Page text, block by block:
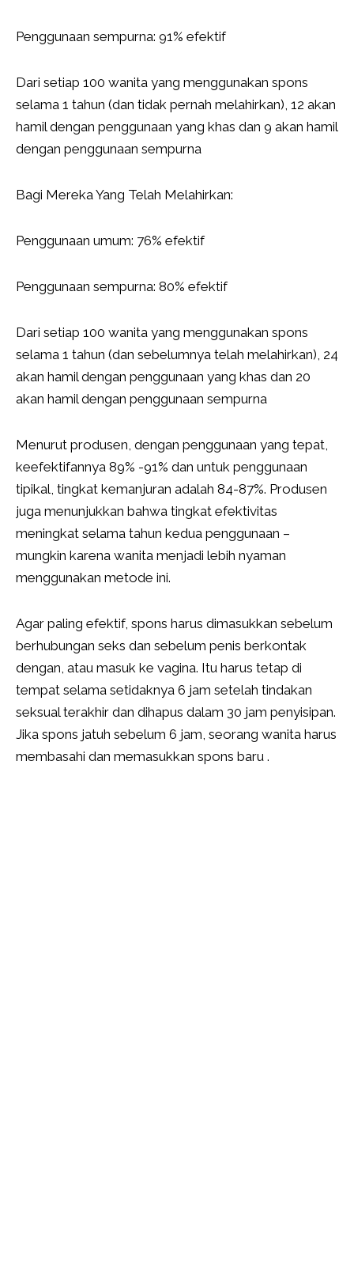
Penggunaan sempurna: 91% efektif
Dari setiap 100 wanita yang menggunakan spons
selama 1 tahun (dan tidak pernah melahirkan), 12 akan
hamil dengan penggunaan yang khas dan 9 akan hamil
dengan penggunaan sempurna
Bagi Mereka Yang Telah Melahirkan:
Penggunaan umum: 76% efektif
Penggunaan sempurna: 80% efektif
Dari setiap 100 wanita yang menggunakan spons
selama 1 tahun (dan sebelumnya telah melahirkan), 24
akan hamil dengan penggunaan yang khas dan 20
akan hamil dengan penggunaan sempurna
Menurut produsen, dengan penggunaan yang tepat,
keefektifannya 89% -91% dan untuk penggunaan
tipikal, tingkat kemanjuran adalah 84-87%. Produsen
juga menunjukkan bahwa tingkat efektivitas
meningkat selama tahun kedua penggunaan –
mungkin karena wanita menjadi lebih nyaman
menggunakan metode ini.
Agar paling efektif, spons harus dimasukkan sebelum
berhubungan seks dan sebelum penis berkontak
dengan, atau masuk ke vagina. Itu harus tetap di
tempat selama setidaknya 6 jam setelah tindakan
seksual terakhir dan dihapus dalam 30 jam penyisipan.
Jika spons jatuh sebelum 6 jam, seorang wanita harus
membasahi dan memasukkan spons baru .